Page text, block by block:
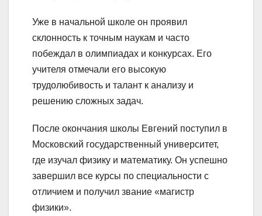
Уже в начальной школе он проявил
склонность к точным наукам и часто
побеждал в олимпиадах и конкурсах. Его
учителя отмечали его высокую
трудолюбивость и талант к анализу и
решению сложных задач.
После окончания школы Евгений поступил в
Московский государственный университет,
где изучал физику и математику. Он успешно
завершил все курсы по специальности с
отличием и получил звание «магистр
физики».